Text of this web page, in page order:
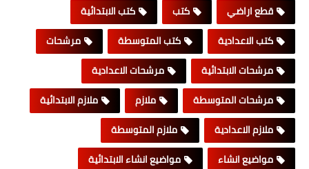
قطع اراضي
كتب
كتب الابتدائية
كتب الاعدادية
كتب المتوسطة
مرشحات
مرشحات الابتدائية
مرشحات الاعدادية
مرشحات المتوسطة
ملازم
ملازم الابتدائية
ملازم الاعدادية
ملازم المتوسطة
مواضيع انشاء
مواضيع انشاء الابتدائية